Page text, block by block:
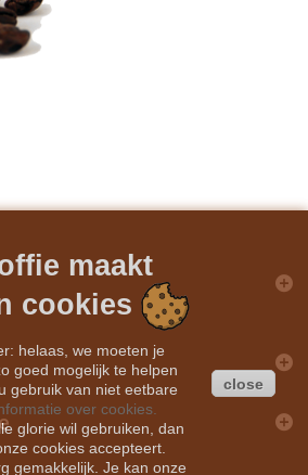
maakt
cookies
helaas, we moeten je
goed mogelijk te helpen
gebruik van niet eetbare
over cookies.
glorie wil gebruiken, dan
cookies accepteert.
gemakkelijk. Je kan onze
close